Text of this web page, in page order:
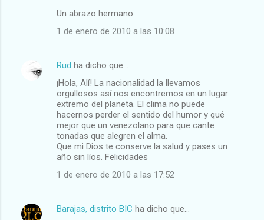
Un abrazo hermano.
1 de enero de 2010 a las 10:08
Rud ha dicho que…
¡Hola, Alí! La nacionalidad la llevamos
orgullosos así nos encontremos en un lugar
extremo del planeta. El clima no puede
hacernos perder el sentido del humor y qué
mejor que un venezolano para que cante
tonadas que alegren el alma.
Que mi Dios te conserve la salud y pases un
año sin líos. Felicidades
1 de enero de 2010 a las 17:52
Barajas, distrito BIC ha dicho que…